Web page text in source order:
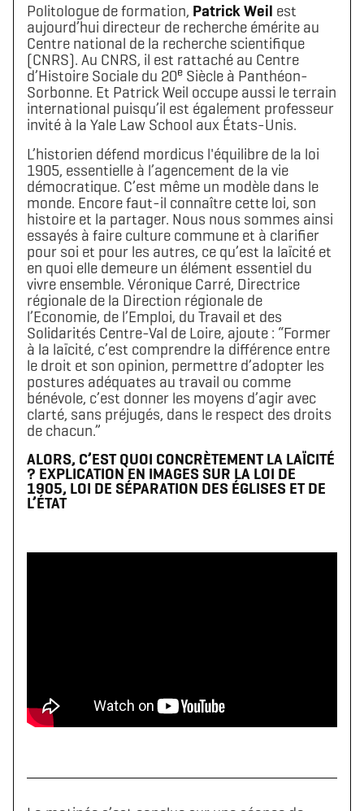
Politologue de formation, Patrick Weil est
aujourd’hui directeur de recherche émérite au
Centre national de la recherche scientifique
(CNRS). Au CNRS, il est rattaché au Centre
d’Histoire Sociale du 20e Siècle à Panthéon-
Sorbonne. Et Patrick Weil occupe aussi le terrain
international puisqu’il est également professeur
invité à la Yale Law School aux États-Unis.
L’historien défend mordicus l'équilibre de la loi
1905, essentielle à l’agencement de la vie
démocratique. C’est même un modèle dans le
monde. Encore faut-il connaître cette loi, son
histoire et la partager. Nous nous sommes ainsi
essayés à faire culture commune et à clarifier
pour soi et pour les autres, ce qu’est la laïcité et
en quoi elle demeure un élément essentiel du
vivre ensemble. Véronique Carré, Directrice
régionale de la Direction régionale de
l’Economie, de l’Emploi, du Travail et des
Solidarités Centre-Val de Loire, ajoute : “Former
à la laïcité, c’est comprendre la différence entre
le droit et son opinion, permettre d’adopter les
postures adéquates au travail ou comme
bénévole, c’est donner les moyens d’agir avec
clarté, sans préjugés, dans le respect des droits
de chacun.”
ALORS, C’EST QUOI CONCRÈTEMENT LA LAÏCITÉ
? EXPLICATION EN IMAGES SUR LA LOI DE
1905, LOI DE SÉPARATION DES ÉGLISES ET DE
L’ÉTAT